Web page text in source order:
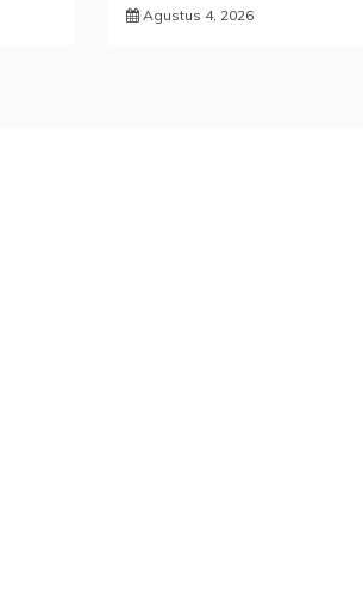
Agustus 4, 2026